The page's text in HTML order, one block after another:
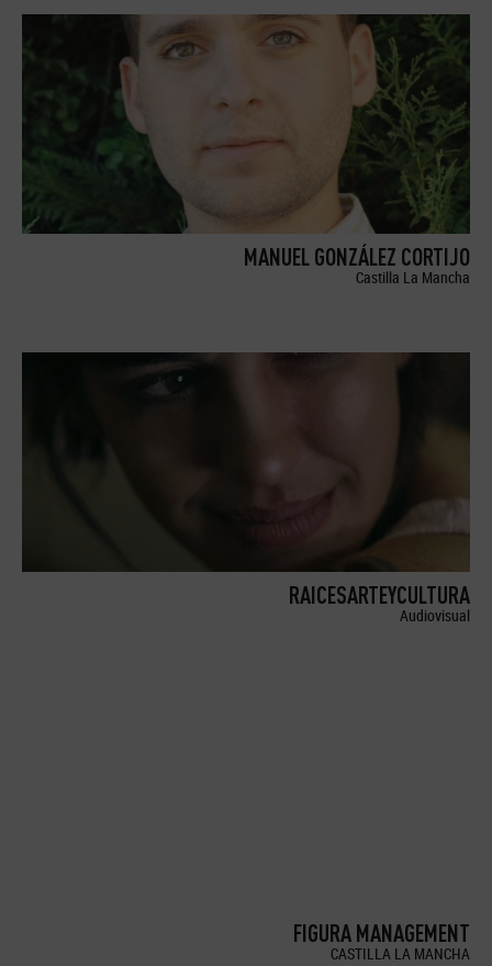
MANUEL GONZÁLEZ CORTIJO
Castilla La Mancha
RAICESARTEYCULTURA
Audiovisual
FIGURA MANAGEMENT
CASTILLA LA MANCHA